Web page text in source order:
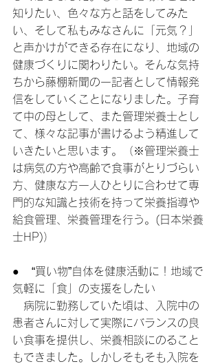
知りたい、色々な方と話をしてみた
い、そして私もみなさんに「元気？」
と声かけができる存在になり、地域の
健康づくりに関わりたい。そんな気持
ちから藤棚新聞の一記者として情報発
信をしていくことになりました。子育
て中の母として、また管理栄養士とし
て、様々な記事が書けるよう精進して
いきたいと思います。（※管理栄養士
は病気の方や高齢で食事がとりづらい
方、健康な方一人ひとりに合わせて専
門的な知識と技術を持って栄養指導や
給食管理、栄養管理を行う。(日本栄養
士HP)）
●   “買い物”自体を健康活動に！地域で
気軽に「食」の支援をしたい
病院に勤務していた頃は、入院中の
患者さんに対して実際にバランスの良
い食事を提供し、栄養相談にのること
もできました。しかしそもそも入院を